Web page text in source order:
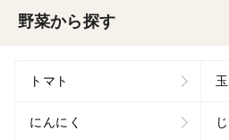
野菜から探す
トマト
にんにく